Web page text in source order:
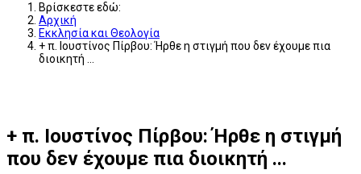
Βρίσκεστε εδώ:
Αρχική
Εκκλησία και Θεολογία
+ π. Ιουστίνος Πίρβου: Ήρθε η στιγμή που δεν έχουμε πια
διοικητή ...
+ π. Ιουστίνος Πίρβου: Ήρθε η στιγμή
που δεν έχουμε πια διοικητή ...